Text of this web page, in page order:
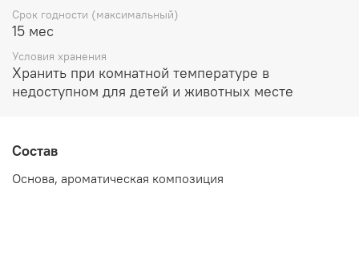
Дайте время, пока палочки полностью пропитаются
составом для полного раскрытия аромата.
ощутимого аромата. Регулировать яркость аромата
можно количеством палочек во флаконе. Чем их
больше, тем ярче аромат.
Срок годности (максимальный)
15 мес
Условия хранения
Хранить при комнатной температуре в
недоступном для детей и животных месте
Состав
Основа, ароматическая композиция